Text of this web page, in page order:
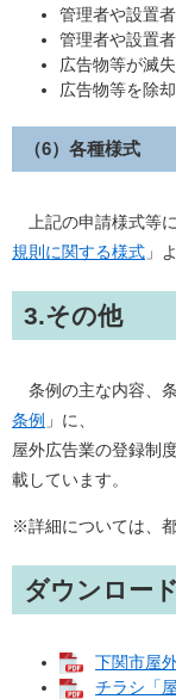
管理者や設置
管理者や設置
広告物等が滅
広告物等を除
（6）各種様式
上記の申請様式等
規則に関する様式 」
3.その他
条例の主な内容、
条例 」に、
屋外広告業の登録制
載しています。
※詳細については、
ダウンロード
下関市屋
チラシ「